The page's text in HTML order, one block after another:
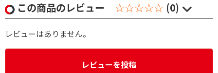
この商品のレビュー ☆☆☆☆☆ (0)
レビューはありません。
レビューを投稿